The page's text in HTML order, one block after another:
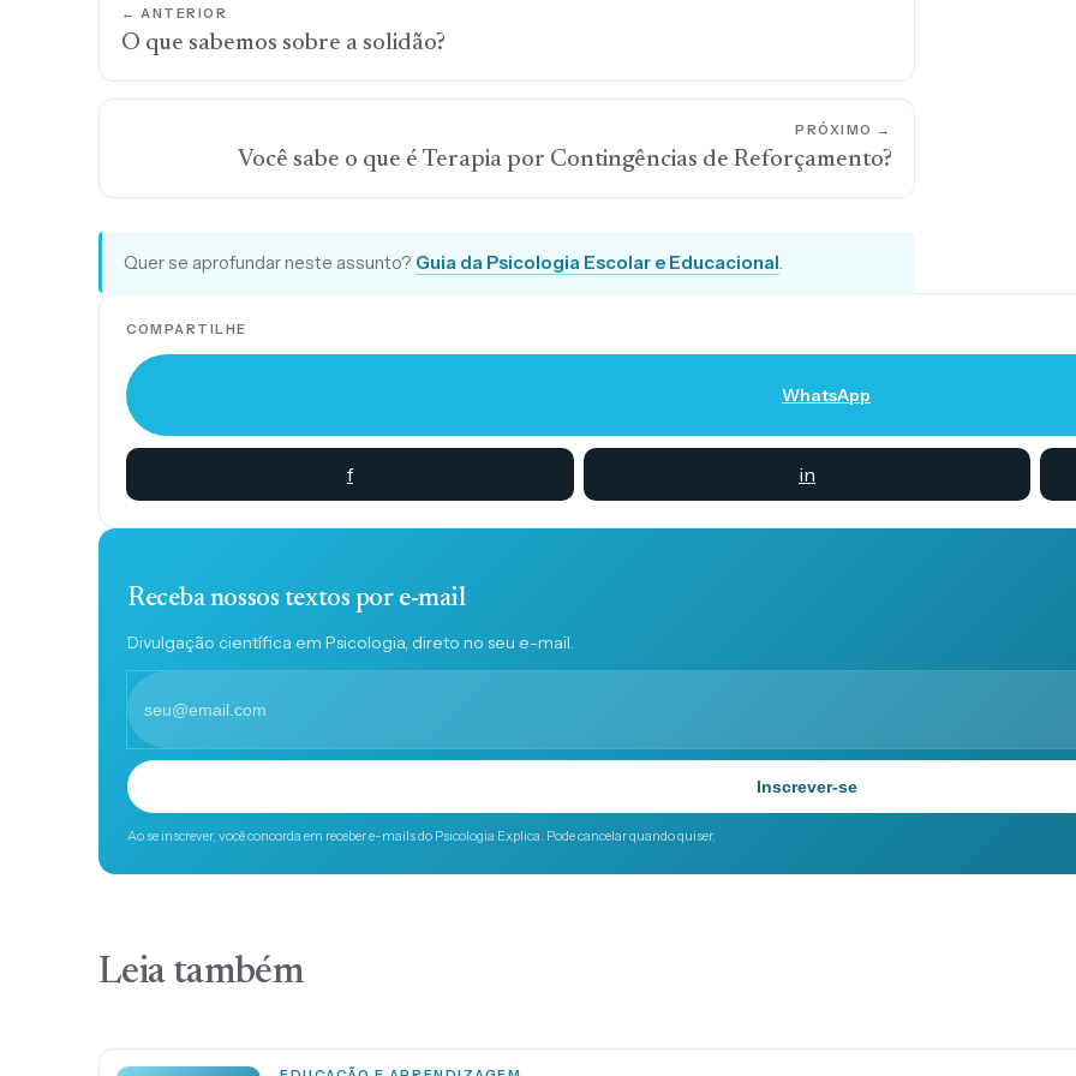
← ANTERIOR
O que sabemos sobre a solidão?
PRÓXIMO →
Você sabe o que é Terapia por Contingências de Reforçamento?
Quer se aprofundar neste assunto? Guia da Psicologia Escolar e Educacional
COMPARTILHE
WhatsApp
f in
Receba nossos textos por e-mail
Divulgação científica em Psicologia, direto no seu e-mail.
Inscrever-se
Ao se inscrever, você concorda em receber e-mails do Psicologia Explica. Pode cancelar quando quiser.
Leia também